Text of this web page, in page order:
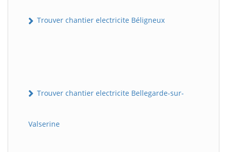
Trouver chantier electricite Béligneux
Trouver chantier electricite Bellegarde-sur-
Valserine